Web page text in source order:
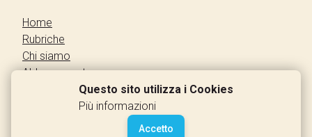
Home
Rubriche
Chi siamo
Abbonamento
Annunci dei lettori
Questo sito utilizza i Cookies
Più informazioni
Accetto